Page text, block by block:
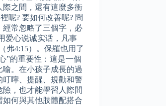
之間，還有這麼多衝
呢? 要如何改善呢? 問
經常忽略了三個字，必
爱心说诚实话，凡事
弗4:15）。保羅也用了
”的重要性：這是一個
。在小孩子成長的過
嚀、提醒、規勸和警
，也才能學習人際間
何與其他肢體配搭合